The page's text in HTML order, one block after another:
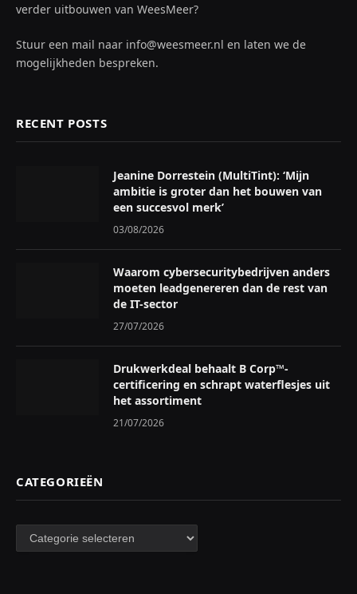
verder uitbouwen van WeesMeer?
Stuur een mail naar info@weesmeer.nl en laten we de
mogelijkheden bespreken.
RECENT POSTS
Jeanine Dorrestein (MultiTint): ‘Mijn
ambitie is groter dan het bouwen van
een succesvol merk’
03/08/2026
Waarom cybersecuritybedrijven anders
moeten leadgenereren dan de rest van
de IT-sector
27/07/2026
Drukwerkdeal behaalt B Corp™-
certificering en schrapt waterflesjes uit
het assortiment
21/07/2026
CATEGORIEËN
Categorieën